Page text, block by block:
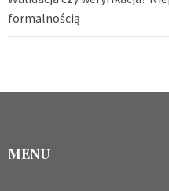
formalnością
MENU